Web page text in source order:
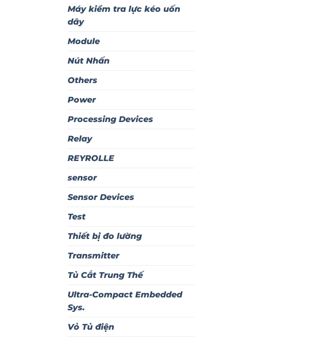
Máy kiểm tra lực kéo uốn
dây
Module
Nút Nhấn
Others
Power
Processing Devices
Relay
REYROLLE
sensor
Sensor Devices
Test
Thiết bị đo lường
Transmitter
Tủ Cắt Trung Thế
Ultra-Compact Embedded
Sys.
Vỏ Tủ điện